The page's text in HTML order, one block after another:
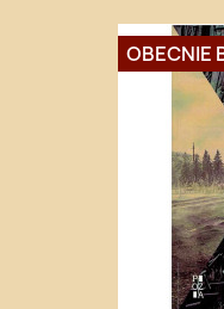
OBECNIE